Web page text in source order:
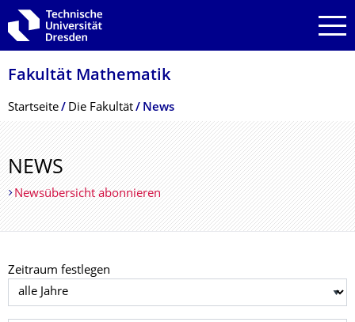
Zur Hauptnavigation springen
Zur Suche springen
Zum Inhalt springen
Fakultät Mathematik
Breadcrumb-Menü
Startseite Die Fakultät News
NEWS
Newsübersicht abonnieren
Zeitraum festlegen
Jahr auswählen